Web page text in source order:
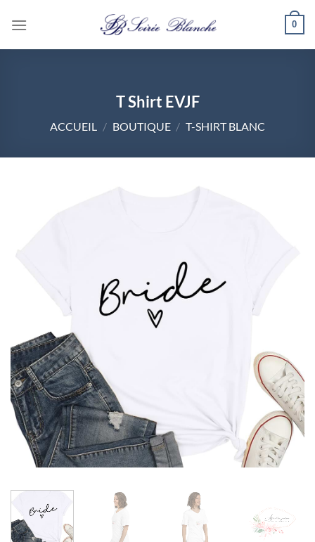
0
T Shirt EVJF
ACCUEIL / BOUTIQUE / T-SHIRT BLANC